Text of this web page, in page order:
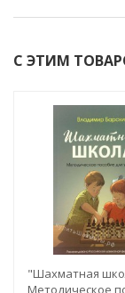
С ЭТИМ
"Шахматная
Методическое